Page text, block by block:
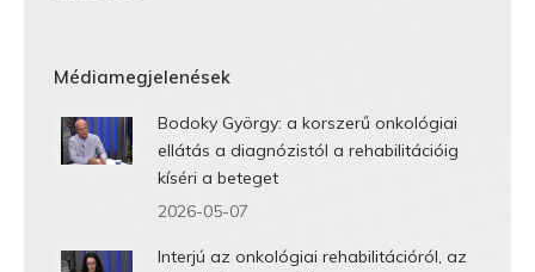
Médiamegjelenések
Bodoky György: a korszerű onkológiai
ellátás a diagnózistól a rehabilitációig
kíséri a beteget
2026-05-07
Interjú az onkológiai rehabilitációról, az